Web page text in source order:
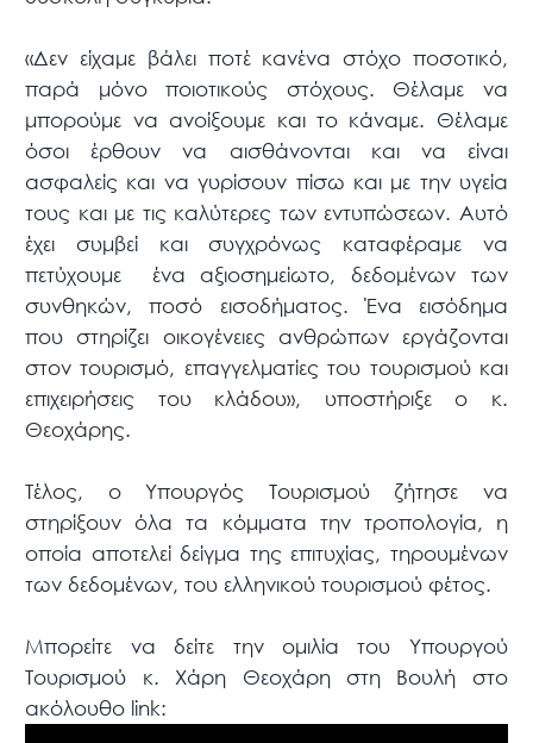
«Δεν είχαμε βάλει ποτέ κανένα στόχο ποσοτικό,
παρά μόνο ποιοτικούς στόχους. Θέλαμε να
μπορούμε να ανοίξουμε και το κάναμε. Θέλαμε
όσοι έρθουν να αισθάνονται και να είναι
ασφαλείς και να γυρίσουν πίσω και με την υγεία
τους και με τις καλύτερες των εντυπώσεων. Αυτό
έχει συμβεί και συγχρόνως καταφέραμε να
πετύχουμε ένα αξιοσημείωτο, δεδομένων των
συνθηκών, ποσό εισοδήματος. Ένα εισόδημα
που στηρίζει οικογένειες ανθρώπων εργάζονται
στον τουρισμό, επαγγελματίες του τουρισμού και
επιχειρήσεις του κλάδου», υποστήριξε ο κ.
Θεοχάρης.
Τέλος, ο Υπουργός Τουρισμού ζήτησε να
στηρίξουν όλα τα κόμματα την τροπολογία, η
οποία αποτελεί δείγμα της επιτυχίας, τηρουμένων
των δεδομένων, του ελληνικού τουρισμού φέτος.
Μπορείτε να δείτε την ομιλία του Υπουργού
Τουρισμού κ. Χάρη Θεοχάρη στη Βουλή στο
ακόλουθο link: